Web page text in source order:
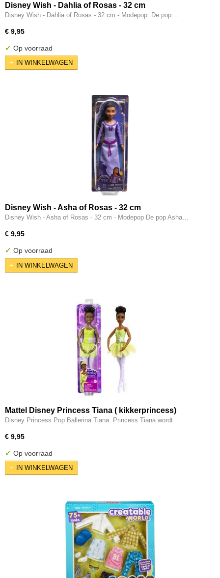
Disney Wish - Dahlia of Rosas - 32 cm
Disney Wish - Dahlia of Rosas - 32 cm - Modepop. De pop…
€ 9,95
✓ Op voorraad
IN WINKELWAGEN
Disney Wish - Asha of Rosas - 32 cm
Disney Wish - Asha of Rosas - 32 cm - Modepop De pop Asha…
€ 9,95
✓ Op voorraad
IN WINKELWAGEN
Mattel Disney Princess Tiana ( kikkerprincess)
Disney Princess Pop Ballerina Tiana. Princess Tiana wordt…
€ 9,95
✓ Op voorraad
IN WINKELWAGEN